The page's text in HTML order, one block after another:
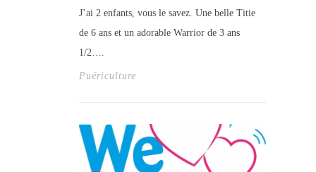
J’ai 2 enfants, vous le savez. Une belle Titie
de 6 ans et un adorable Warrior de 3 ans
1/2….
Puériculture